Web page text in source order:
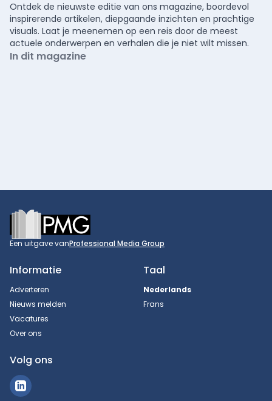
Ontdek de nieuwste editie van ons magazine, boordevol
inspirerende artikelen, diepgaande inzichten en prachtige
visuals. Laat je meenemen op een reis door de meest
actuele onderwerpen en verhalen die je niet wilt missen.
In dit magazine
Footer
Een uitgave vanProfessional Media Group
Informatie
Adverteren
Nieuws melden
Vacatures
Over ons
Taal
Nederlands
Frans
Volg ons